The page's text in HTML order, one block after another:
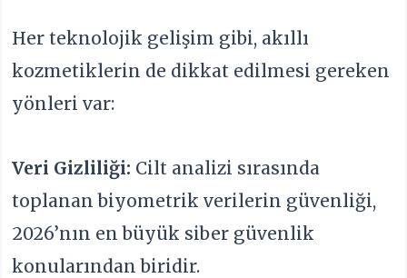
Her teknolojik gelişim gibi, akıllı
kozmetiklerin de dikkat edilmesi gereken
yönleri var:
Veri Gizliliği: Cilt analizi sırasında
toplanan biyometrik verilerin güvenliği,
2026’nın en büyük siber güvenlik
konularından biridir.